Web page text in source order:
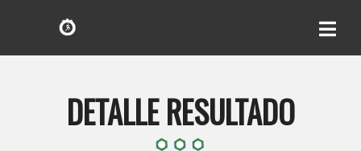
DETALLE RESULTADO